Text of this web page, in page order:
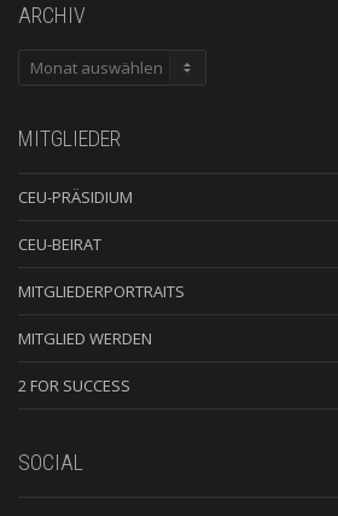
ARCHIV
ARCHIV
MITGLIEDER
CEU-PRÄSIDIUM
CEU-BEIRAT
MITGLIEDERPORTRAITS
MITGLIED WERDEN
2 FOR SUCCESS
SOCIAL